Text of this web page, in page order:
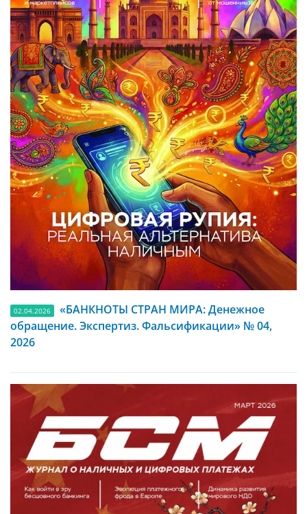
02.04.2026
«БАНКНОТЫ СТРАН МИРА: Денежное
обращение. Экспертиз. Фальсификации» № 04,
2026